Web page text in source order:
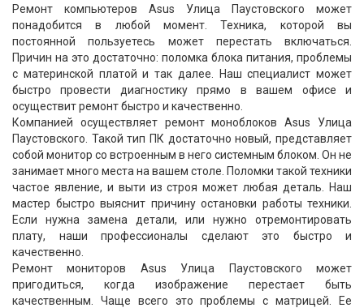
Ремонт компьютеров Asus Улица Паустовского может
понадобится в любой момент. Техника, которой вы
постоянной пользуетесь может перестать включаться.
Причин на это достаточно: поломка блока питания, проблемы
с материнской платой и так далее. Наш специалист может
быстро провести диагностику прямо в вашем офисе и
осуществит ремонт быстро и качественно.
Компанией осуществляет ремонт моноблоков Asus Улица
Паустовского. Такой тип ПК достаточно новый, представляет
собой монитор со встроенным в него системным блоком. Он не
занимает много места на вашем столе. Поломки такой техники
частое явление, и выти из строя может любая деталь. Наш
мастер быстро выяснит причину остановки работы техники.
Если нужна замена детали, или нужно отремонтировать
плату, наши профессионалы сделают это быстро и
качественно.
Ремонт мониторов Asus Улица Паустовского может
пригодиться, когда изображение перестает быть
качественным. Чаще всего это проблемы с матрицей. Ее